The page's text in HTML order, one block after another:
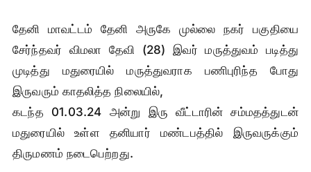
தேனி மாவட்டம் தேனி அருகே முல்லை நகர் பகுதியை
சேர்ந்தவர் விமலா தேவி (28) இவர் மருத்துவம் படித்து
முடித்து மதுரையில் மருத்துவராக பணிபுரிந்த போது
இருவரும் காதலித்த நிலையில்,
கடந்த 01.03.24 அன்று இரு வீட்டாரின் சம்மதத்துடன்
மதுரையில் உள்ள தனியார் மண்டபத்தில் இருவருக்கும்
திருமணம் நடைபெற்றது.